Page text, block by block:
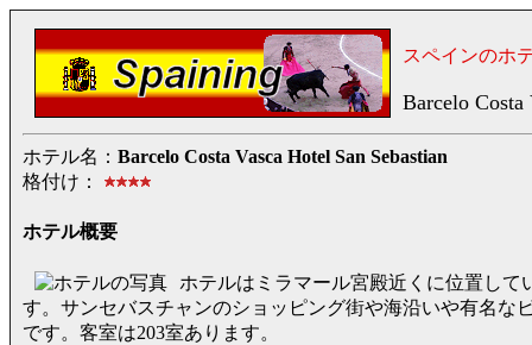
スペインのホ
Barcelo Costa
ホテル名： Barcelo Costa Vasca Hotel San Sebastian
格付け：
ホテル概要
ホテルはミラマール宮殿近くに位置して
す。サンセバスチャンのショッピング街や海沿いや有名な
です。客室は203室あります。